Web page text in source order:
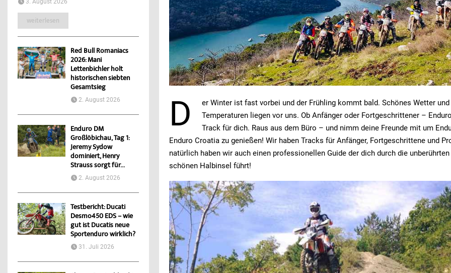
D
er Winter ist fast vorbei und der Frühling kommt bald. Schönes Wetter
Temperaturen liegen vor uns. Ob Anfänger oder Fortgeschrittener –
Track für dich. Raus aus dem Büro – und nimm deine Freunde mit um
Enduro Croatia zu genießen! Wir haben Tracks für Anfänger, Fortgeschrittene und
natürlich haben wir auch einen professionellen Guide der dich durch die unberührten
schönen Halbinsel führt!
3. August 2026
weiterlesen
Red Bull Romaniacs
2026: Mani
Lettenbichler holt
historischen siebten
Gesamtsieg
2. August 2026
Enduro DM
Großlöbichau, Tag 1:
Jeremy Sydow
dominiert, Henry
Strauss sorgt für...
2. August 2026
Testbericht: Ducati
Desmo450 EDS – wie
gut ist Ducatis neue
Sportenduro wirklich?
31. Juli 2026